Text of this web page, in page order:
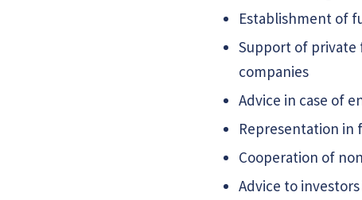
Establishment of
Support of
companies
Advice in case of
Representation in
Cooperation of
Advice to